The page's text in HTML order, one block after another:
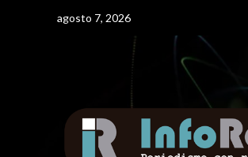
agosto 7, 2026